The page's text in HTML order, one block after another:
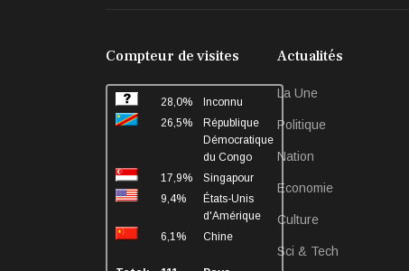
Compteur de visites
28,0%
Inconnu
26,5%
République
Démocratique
du Congo
17,9%
Singapour
9,4%
États-Unis
d'Amérique
6,1%
Chine
Actualités
La Une
Politique
Nation
Economie
Culture
Sci & Tech